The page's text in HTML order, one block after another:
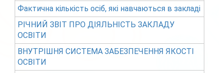
Фактична кількість осіб, які навчаються в закладі
РІЧНИЙ ЗВІТ ПРО ДІЯЛЬНІСТЬ ЗАКЛАДУ
ОСВІТИ
ВНУТРІШНЯ СИСТЕМА ЗАБЕЗПЕЧЕННЯ ЯКОСТІ
ОСВІТИ